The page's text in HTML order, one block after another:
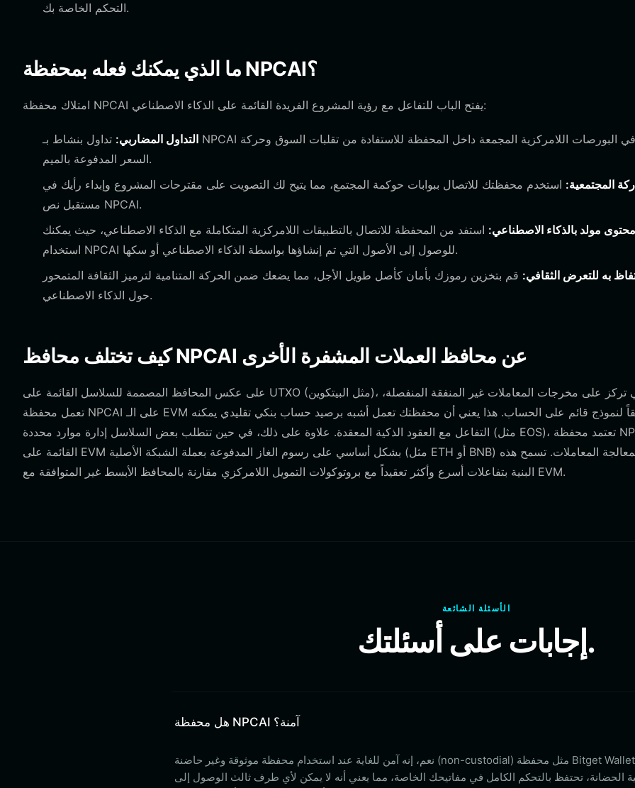
التحكم الخاصة بك.
ما الذي يمكنك فعله بمحفظة NPCAI؟
امتلاك محفظة NPCAI يفتح الباب للتفاعل مع رؤية المشروع الفريدة القائمة على الذكاء الاصطناعي:
التداول المضاربي: تداول بنشاط بـ NPCAI في البورصات اللامركزية المجمعة داخل المحفظة للاستفادة من تقلبات السوق وحركة
السعر المدفوعة بالميم.
المجتمعية: استخدم محفظتك للاتصال ببوابات حوكمة المجتمع، مما يتيح لك التصويت على مقترحات المشروع وإبداء رأيك في
مستقبل نص NPCAI.
مولد بالذكاء الاصطناعي: استفد من المحفظة للاتصال بالتطبيقات اللامركزية المتكاملة مع الذكاء الاصطناعي، حيث يمكنك
استخدام NPCAI للوصول إلى الأصول التي تم إنشاؤها بواسطة الذكاء الاصطناعي أو سكها.
به للتعرض الثقافي: قم بتخزين رموزك بأمان كأصل طويل الأجل، مما يضعك ضمن الحركة المتنامية لترميز الثقافة المتمحور
حول الذكاء الاصطناعي.
كيف تختلف محافظ NPCAI عن محافظ العملات المشفرة الأخرى
على عكس المحافظ المصممة للسلاسل القائمة على UTXO (مثل البيتكوين)، والتي تركز على مخرجات المعاملات غير المنفقة المنفصلة،
تعمل محفظة NPCAI على الـ EVM وفقاً لنموذج قائم على الحساب. هذا يعني أن محفظتك تعمل أشبه برصيد حساب بنكي تقليدي يمكنه
التفاعل مع العقود الذكية المعقدة. علاوة على ذلك، في حين تتطلب بعض السلاسل إدارة موارد محددة (مثل EOS)، تعتمد محفظة NPCAI
القائمة على EVM بشكل أساسي على رسوم الغاز المدفوعة بعملة الشبكة الأصلية (مثل ETH أو BNB) لمعالجة المعاملات. تسمح هذه
البنية بتفاعلات أسرع وأكثر تعقيداً مع بروتوكولات التمويل اللامركزي مقارنة بالمحافظ الأبسط غير المتوافقة مع EVM.
الأسئلة الشائعة
إجابات على أسئلتك.
هل محفظة NPCAI آمنة؟
نعم، إنه آمن للغاية عند استخدام محفظة موثوقة وغير حاضنة (non-custodial) مثل محفظة Bitget Wallet. باستخدام
الحضانة، تحتفظ بالتحكم الكامل في مفاتيحك الخاصة، مما يعني أنه لا يمكن لأي طرف ثالث الوصول إلى